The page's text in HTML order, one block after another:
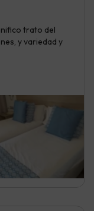
trato del
y variedad y